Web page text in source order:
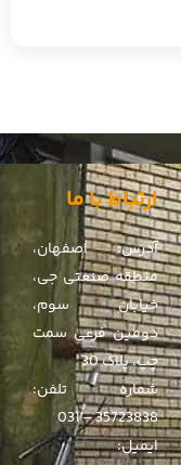
ارتباط با ما
آدرس: اصفهان،
منطقه صنعتی جی،
خیابان سوم،
دومین فرعی سمت
چپ، پلاک 30
شماره تلفن:
35723838 – 031
ایمیل: